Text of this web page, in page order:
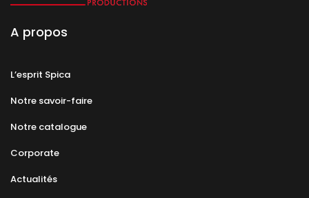
A propos
L’esprit Spica
Notre savoir-faire
Notre catalogue
Corporate
Actualités